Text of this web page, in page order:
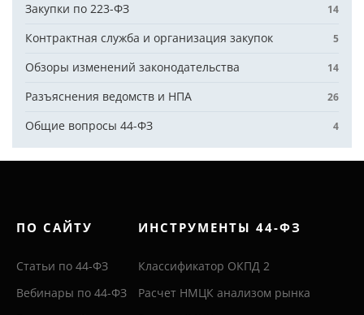
Закупки по 223-ФЗ 14
Контрактная служба и организация закупок 5
Обзоры изменений законодательства 14
Разъяснения ведомств и НПА 26
Общие вопросы 44-ФЗ 4
ПО САЙТУ
Статьи по 44-ФЗ
Вебинары по 44-ФЗ
ИНСТРУМЕНТЫ 44-ФЗ
Классификатор ОКПД 2
Расчет НМЦК анализом рынка